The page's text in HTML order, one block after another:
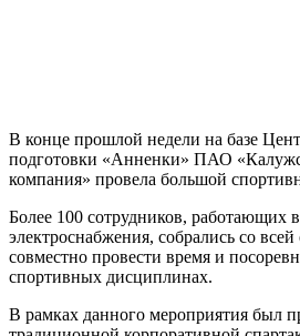
В конце прошлой недели на базе
подготовки «Анненки» ПАО
компания» провела большой
Более 100 сотрудников, работающих
электроснабжения, собрались со
совместно провести время и
спортивных дисциплинах.
В рамках данного мероприятия был